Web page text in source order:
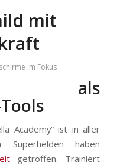
mit
im Fokus
als
Academy“ ist in aller
Superhelden haben
getroffen. Trainiert